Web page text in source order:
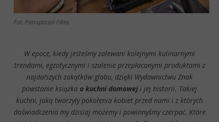
Fot. Panopticon Films
W epoce, kiedy jesteśmy zalewani kolejnymi kulinarnymi
trendami, egzotycznymi i szalenie przepłaconymi produktami z
najdalszych zakątków globu, dzięki Wydawnictwu Znak
powstanie książka o kuchni domowej i jej historii. Takiej
kuchni, jaką tworzyły pokolenia kobiet przed nami i z których
doświadczenia my dzisiaj możemy i powinnyśmy czerpać. Które